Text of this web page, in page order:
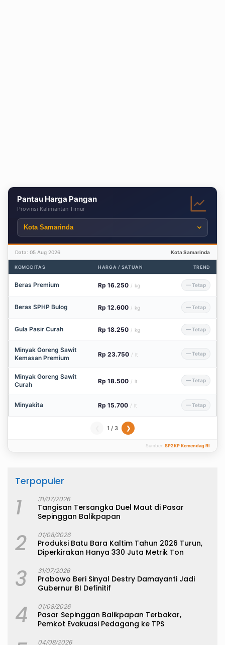
Pantau Harga Pangan
Provinsi Kalimantan Timur
Data: 05 Aug 2026 Kota Samarinda
KOMODITAS HARGA / SATUAN TREND
Beras Premium Rp 16.250 / kg — Tetap
Beras SPHP Bulog Rp 12.600 / kg — Tetap
Gula Pasir Curah Rp 18.250 / kg — Tetap
Minyak Goreng Sawit
Kemasan Premium
Rp 23.750 / lt — Tetap
Minyak Goreng Sawit
Curah
Rp 18.500 / lt — Tetap
Minyakita Rp 15.700 / lt — Tetap
1 / 3 ❯
Sumber: SP2KP Kemendag RI
Terpopuler
1 31/07/2026
Tangisan Tersangka Duel Maut di Pasar
Sepinggan Balikpapan
2 01/08/2026
Produksi Batu Bara Kaltim Tahun 2026 Turun,
Diperkirakan Hanya 330 Juta Metrik Ton
3 31/07/2026
Prabowo Beri Sinyal Destry Damayanti Jadi
Gubernur BI Definitif
4 01/08/2026
Pasar Sepinggan Balikpapan Terbakar,
Pemkot Evakuasi Pedagang ke TPS
04/08/2026